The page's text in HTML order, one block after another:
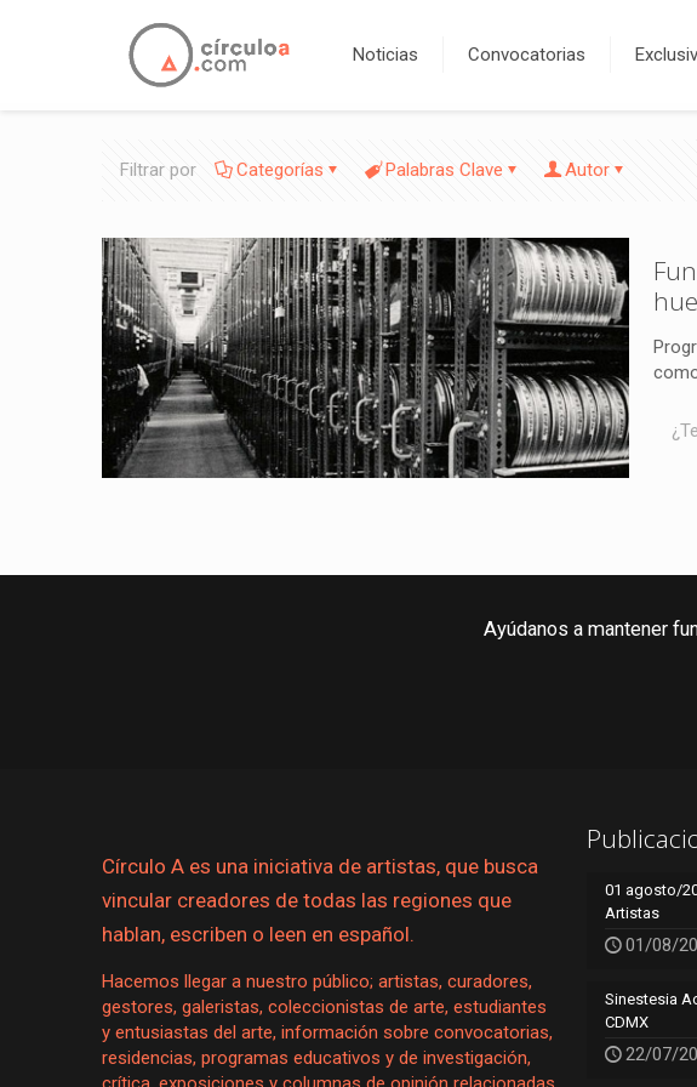
Noticias Convocatorias
Filtrar por Categorías Palabras Clave Autor
Ayúdanos a mantener
Círculo A es una iniciativa de artistas, que busca
vincular creadores de todas las regiones que
hablan, escriben o leen en español.
Hacemos llegar a nuestro público; artistas, curadores,
gestores, galeristas, coleccionistas de arte, estudiantes
y entusiastas del arte, información sobre convocatorias,
residencias, programas educativos y de investigación,
01 agosto/
Artistas
01/08/
Sinestesia
CDMX
22/07/